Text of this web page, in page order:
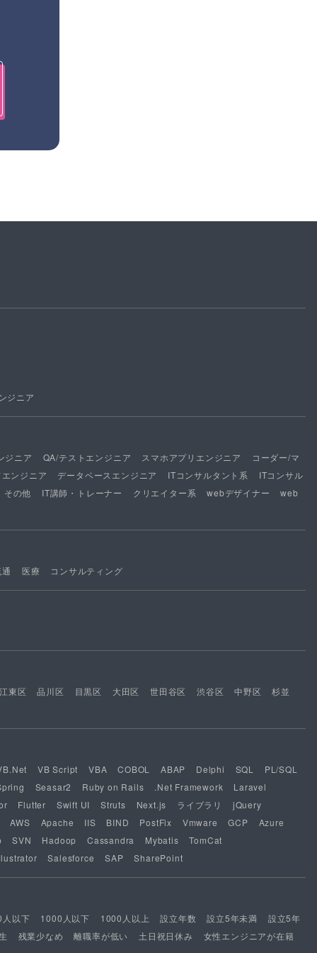
ジニア
ジニア QA/テストエンジニア スマホアプリエンジニア
コーダー/マ
ンジニア データベースエンジニア ITコンサルタント系
ITコンサル
その他 IT講師・トレーナー クリエイター系 webデザイナー
web
医療 コンサルティング
江東区 品川区 目黒区 大田区 世田谷区 渋谷区 中野区
杉並
VB Script VBA COBOL ABAP Delphi SQL
PL/SQL
Seasar2 Ruby on Rails .Net Framework
Laravel
Flutter Swift UI Struts Next.js ライブラリ
jQuery
AWS Apache IIS BIND PostFix Vmware GCP
Azure
SVN Hadoop Cassandra Mybatis
TomCat
Salesforce SAP SharePoint
以下 1000人以下 1000人以上 設立年数 設立5年未満
設立5年
残業少なめ 離職率が低い 土日祝日休み
女性エンジニアが在籍